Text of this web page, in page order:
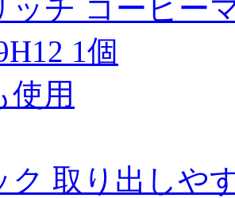
ッチ コーヒー
1個
使用
ク 取り出しや